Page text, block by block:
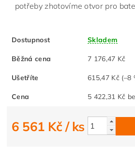
potřeby zhotovíme otvor pro
Dostupnost Skladem
Běžná cena 7 176,47 Kč
Ušetříte 615,47 Kč (–8
Cena 5
6 561 Kč/ ks